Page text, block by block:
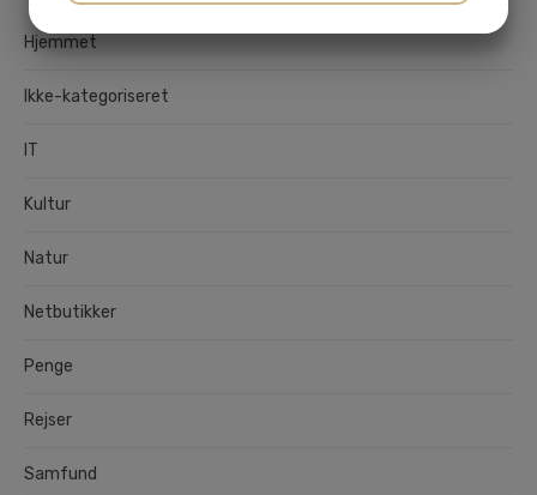
Hjemmet
Ikke-kategoriseret
IT
Kultur
Natur
Netbutikker
Penge
Rejser
Samfund